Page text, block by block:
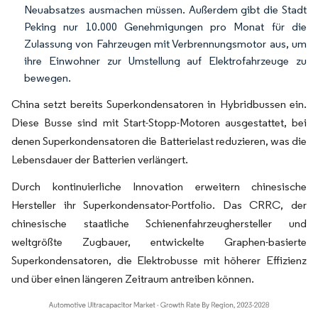
Neuabsatzes ausmachen müssen. Außerdem gibt die Stadt
Peking nur 10.000 Genehmigungen pro Monat für die
Zulassung von Fahrzeugen mit Verbrennungsmotor aus, um
ihre Einwohner zur Umstellung auf Elektrofahrzeuge zu
bewegen.
China setzt bereits Superkondensatoren in Hybridbussen ein.
Diese Busse sind mit Start-Stopp-Motoren ausgestattet, bei
denen Superkondensatoren die Batterielast reduzieren, was die
Lebensdauer der Batterien verlängert.
Durch kontinuierliche Innovation erweitern chinesische
Hersteller ihr Superkondensator-Portfolio. Das CRRC, der
chinesische staatliche Schienenfahrzeughersteller und
weltgrößte Zugbauer, entwickelte Graphen-basierte
Superkondensatoren, die Elektrobusse mit höherer Effizienz
und über einen längeren Zeitraum antreiben können.